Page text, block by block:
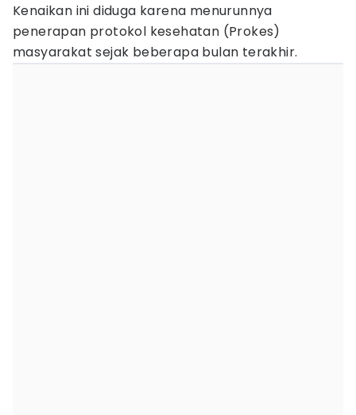
Kenaikan ini diduga karena menurunnya
penerapan protokol kesehatan (Prokes)
masyarakat sejak beberapa bulan terakhir.